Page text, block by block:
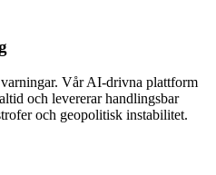
Vår AI-drivna plattform
och levererar handlingsbar
och geopolitisk instabilitet.